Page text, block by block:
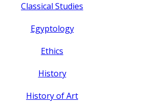
Classical Studies
Egyptology
Ethics
History
History of Art